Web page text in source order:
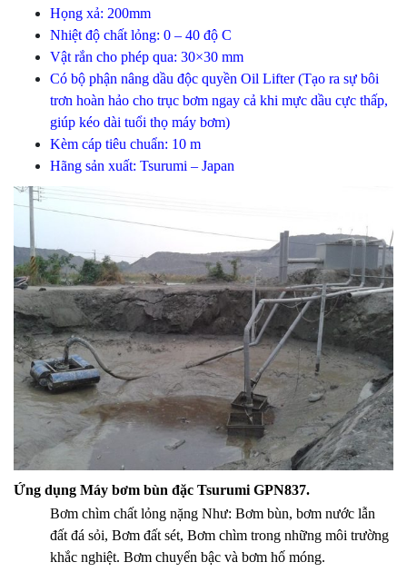
Họng xả: 200mm
Nhiệt độ chất lỏng: 0 – 40 độ C
Vật rắn cho phép qua: 30×30 mm
Có bộ phận nâng dầu độc quyền Oil Lifter (Tạo ra sự bôi
trơn hoàn hảo cho trục bơm ngay cả khi mực dầu cực thấp,
giúp kéo dài tuổi thọ máy bơm)
Kèm cáp tiêu chuẩn: 10 m
Hãng sản xuất: Tsurumi – Japan
Ứng dụng Máy bơm bùn đặc Tsurumi GPN837.
Bơm chìm chất lỏng nặng Như: Bơm bùn, bơm nước lẫn
đất đá sỏi, Bơm đất sét, Bơm chìm trong những môi trường
khắc nghiệt. Bơm chuyển bậc và bơm hố móng.